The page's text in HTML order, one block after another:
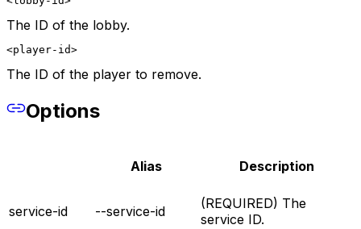
The ID of the lobby.
<player-id>
The ID of the player to remove.
Options
Alias Description
service-id --service-id
(REQUIRED) The
service ID.